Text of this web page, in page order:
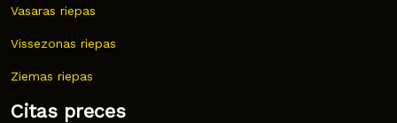
Vasaras riepas
Vissezonas riepas
Ziemas riepas
Citas preces